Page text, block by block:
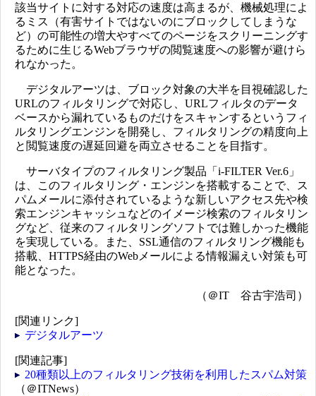
該当サイトに対する対応の速度は高まるが、機械処理によ
るミス（有害サイトではないのにブロックしてしまうな
ど）の可能性の増大やすべてのページをスクリーニングす
るために生じるWebブラウザの閲覧速度への影響が避けら
れなかった。
デジタルアーツは、ブロック対象の大半を目視確認した
URLのフィルタリングで対応し、URLフィルタのデータ
ベースから漏れているものだけをスキャンするというフィ
ルタリングエンジンを開発し、フィルタリングの精度向上
と閲覧速度の遅延回避を両立させることを目指す。
サーバタイプのフィルタリング製品「i-FILTER Ver.6」
は、このフィルタリング・エンジンを搭載することで、ス
パムメールに添付されているような新しいアクセス先や検
索エンジンキャッシュなどのイメージ検索のフィルタリン
グなど、従来のフィルタリングソフトでは難しかった機能
を実現している。また、SSL通信のフィルタリング機能も
搭載、HTTPS経由のWebメールによる情報漏えい対策も可
能となった。
（＠IT 谷古宇浩司）
[関連リンク]
デジタルアーツ
[関連記事]
20種類以上のフィルタリング技術を利用したスパム対策
（＠ITNews）